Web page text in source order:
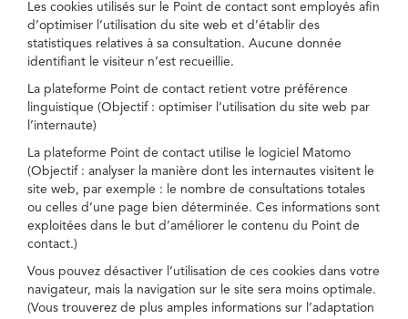
Les cookies utilisés sur le Point de contact sont employés afin
d’optimiser l’utilisation du site web et d’établir des
statistiques relatives à sa consultation. Aucune donnée
identifiant le visiteur n’est recueillie.
La plateforme Point de contact retient votre préférence
linguistique (Objectif : optimiser l’utilisation du site web par
l’internaute)
La plateforme Point de contact utilise le logiciel Matomo
(Objectif : analyser la manière dont les internautes visitent le
site web, par exemple : le nombre de consultations totales
ou celles d’une page bien déterminée. Ces informations sont
exploitées dans le but d’améliorer le contenu du Point de
contact.)
Vous pouvez désactiver l’utilisation de ces cookies dans votre
navigateur, mais la navigation sur le site sera moins optimale.
(Vous trouverez de plus amples informations sur l’adaptation